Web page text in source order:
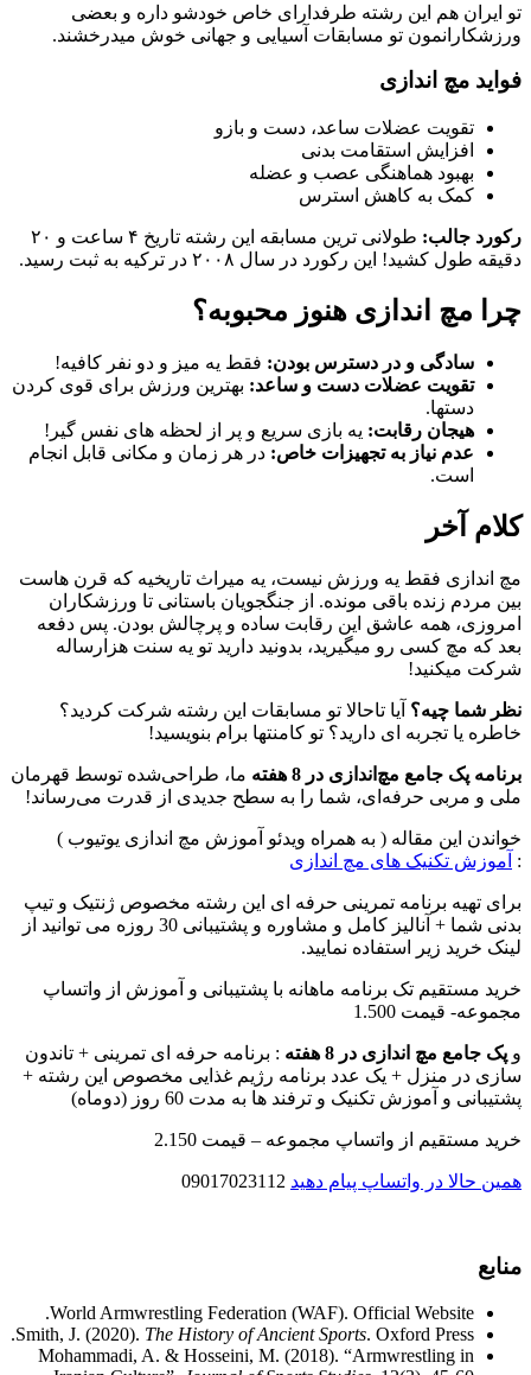
تو ایران هم این رشته طرفدارای خاص خودشو داره و بعضی
ورزشکارانمون تو مسابقات آسیایی و جهانی خوش میدرخشند.
فواید مچ اندازی
تقویت عضلات ساعد، دست و بازو
افزایش استقامت بدنی
بهبود هماهنگی عصب و عضله
کمک به کاهش استرس
رکورد جالب:
طولانی ترین مسابقه این رشته تاریخ ۴ ساعت و ۲۰
دقیقه طول کشید! این رکورد در سال ۲۰۰۸ در ترکیه به ثبت رسید.
چرا مچ اندازی هنوز محبوبه؟
سادگی و در دسترس بودن: فقط یه میز و دو نفر کافیه!
تقویت عضلات دست و ساعد: بهترین ورزش برای قوی کردن
دستها.
هیجان رقابت: یه بازی سریع و پر از لحظه های نفس گیر!
عدم نیاز به تجهیزات خاص: در هر زمان و مکانی قابل انجام
است.
کلام آخر
مچ اندازی فقط یه ورزش نیست، یه میراث تاریخیه که قرن هاست
بین مردم زنده باقی مونده. از جنگجویان باستانی تا ورزشکاران
امروزی، همه عاشق این رقابت ساده و پرچالش بودن. پس دفعه
بعد که مچ کسی رو میگیرید، بدونید دارید تو یه سنت هزارساله
شرکت میکنید!
نظر شما چیه؟ آیا تاحالا تو مسابقات این رشته شرکت کردید؟
خاطره یا تجربه ای دارید؟ تو کامنتها برام بنویسید!
برنامه پک جامع مچ‌اندازی در 8 هفته
ما، طراحی‌شده توسط قهرمان
ملی و مربی حرفه‌ای، شما را به سطح جدیدی از قدرت می‌رساند!
خواندن این مقاله ( به همراه ویدئو آموزش مچ اندازی یوتیوب )
: آموزش تکنیک های مچ اندازی
برای تهیه برنامه تمرینی حرفه ای این رشته مخصوص ژنتیک و تیپ
بدنی شما + آنالیز کامل و مشاوره و پشتیبانی 30 روزه می توانید از
لینک خرید زیر استفاده نمایید.
خرید مستقیم تک برنامه ماهانه با پشتیبانی و آموزش از واتساپ
مجموعه- قیمت 1.500
و پک جامع مچ اندازی در 8 هفته
: برنامه حرفه ای تمرینی + تاندون
سازی در منزل + یک عدد برنامه رژیم غذایی مخصوص این رشته +
پشتیبانی و آموزش تکنیک و ترفند ها به مدت 60 روز (دوماه)
خرید مستقیم از واتساپ مجموعه – قیمت 2.150
همین حالا در واتساپ پیام دهید
منابع
World Armwrestling Federation (WAF). Official Website.
Smith, J. (2020). The History of Ancient Sports. Oxford Press.
Mohammadi, A. & Hosseini, M. (2018). “Armwrestling in